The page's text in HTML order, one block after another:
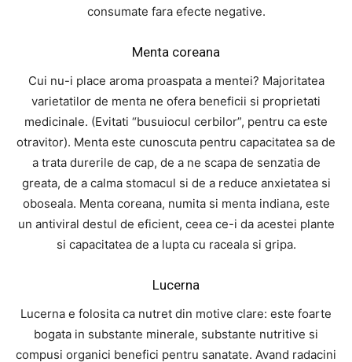
consumate fara efecte negative.
Menta coreana
Cui nu-i place aroma proaspata a mentei? Majoritatea
varietatilor de menta ne ofera beneficii si proprietati
medicinale. (Evitati “busuiocul cerbilor”, pentru ca este
otravitor). Menta este cunoscuta pentru capacitatea sa de
a trata durerile de cap, de a ne scapa de senzatia de
greata, de a calma stomacul si de a reduce anxietatea si
oboseala. Menta coreana, numita si menta indiana, este
un antiviral destul de eficient, ceea ce-i da acestei plante
si capacitatea de a lupta cu raceala si gripa.
Lucerna
Lucerna e folosita ca nutret din motive clare: este foarte
bogata in substante minerale, substante nutritive si
compusi organici benefici pentru sanatate. Avand radacini